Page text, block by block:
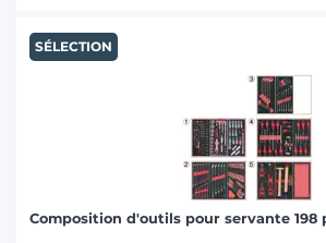
SÉLECTION
Composition d'outils pour servante 198